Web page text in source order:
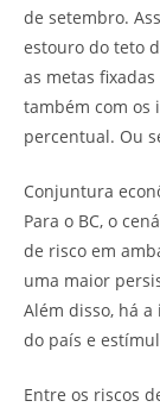
de setembro.
estouro do teto
as metas
também com os
percentual. Ou
Conjuntura
Para o BC, o
de risco em
uma maior
Além disso, há
do país e
Entre os riscos